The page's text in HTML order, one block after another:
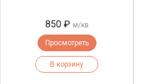
850 ₽ м/кв
Просмотреть
В корзину